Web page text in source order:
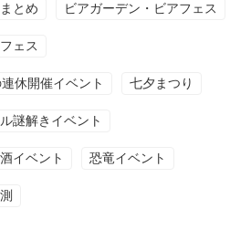
とめ ビアガーデン・ビアフェス
ェス
休開催イベント 七夕まつり
謎解きイベント
イベント 恐竜イベント